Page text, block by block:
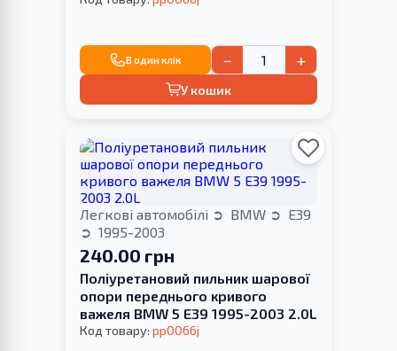
В один клік − +
У кошик
Легкові автомобілі BMW
E39
1995-2003
240.00 грн
Поліуретановий пильник шарової
опори переднього кривого
важеля BMW 5 E39 1995-2003 2.0L
Код товару: pp0066j